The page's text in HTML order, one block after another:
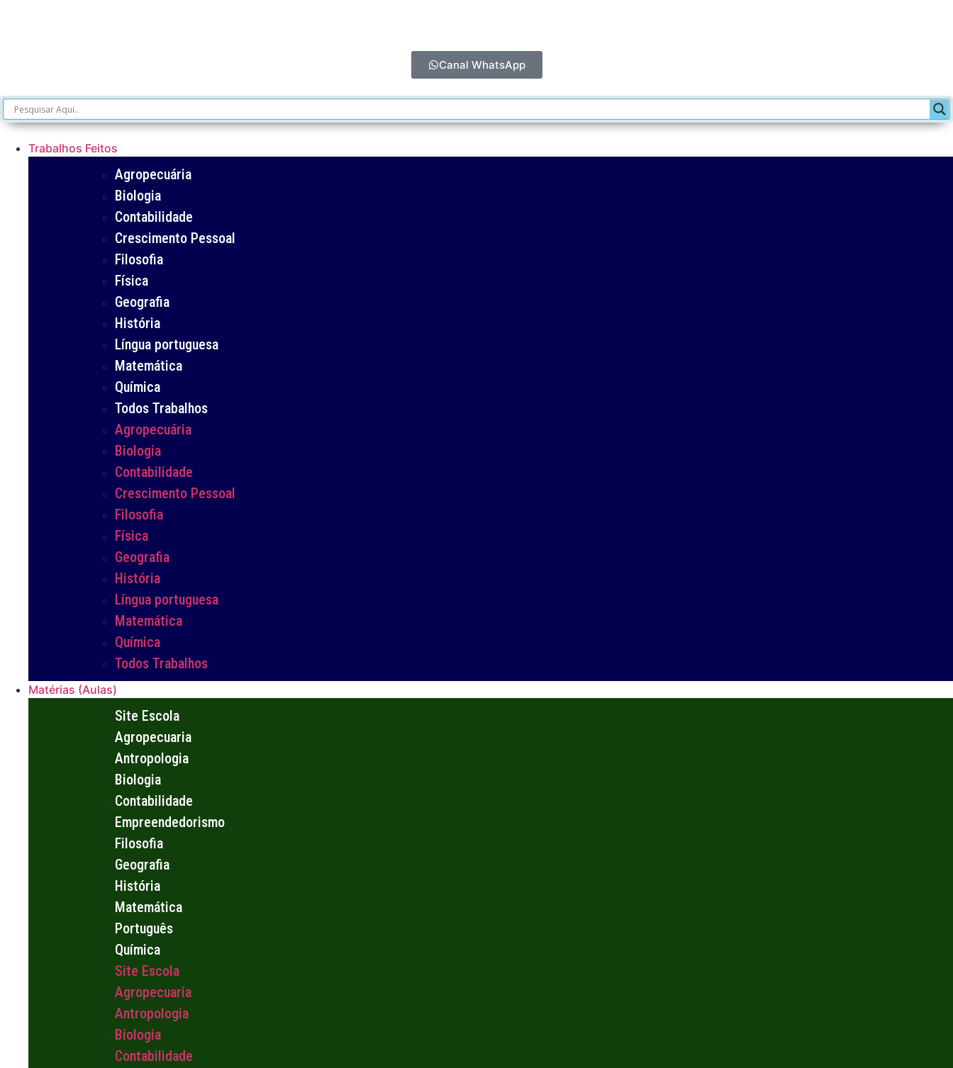
Canal WhatsApp
Trabalhos Feitos
Agropecuária
Biologia
Contabilidade
Crescimento Pessoal
Filosofia
Física
Geografia
História
Língua portuguesa
Matemática
Química
Todos Trabalhos
Agropecuária
Biologia
Contabilidade
Crescimento Pessoal
Filosofia
Física
Geografia
História
Língua portuguesa
Matemática
Química
Todos Trabalhos
Matérias (Aulas)
Site Escola
Agropecuaria
Antropologia
Biologia
Contabilidade
Empreendedorismo
Filosofia
Geografia
História
Matemática
Português
Química
Site Escola
Agropecuaria
Antropologia
Biologia
Contabilidade